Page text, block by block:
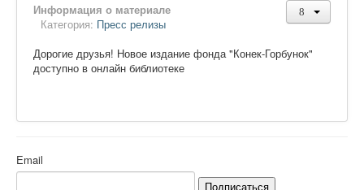
Видеоматериалы
Сайт проекта Достоевский
Информация о материале
Категория: Пресс релизы
Дорогие друзья! Новое издание фонда "Конек-Горбунок"
доступно в онлайн библиотеке
Email
Подписаться